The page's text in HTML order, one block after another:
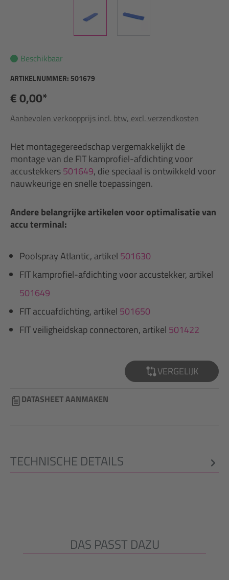
Beschikbaar
ARTIKELNUMMER: 501679
€ 0,00*
Aanbevolen verkoopprijs incl. btw, excl. verzendkosten
Het montagegereedschap vergemakkelijkt de
montage van de FIT kamprofiel-afdichting voor
accustekkers501649, die speciaal is ontwikkeld voor
nauwkeurige en snelle toepassingen.
Andere belangrijke artikelen voor optimalisatie van
accu terminal:
Poolspray Atlantic, artikel 501630
FIT kamprofiel-afdichting voor accustekker, artikel
501649
FIT accuafdichting, artikel 501650
FIT veiligheidskap connectoren, artikel 501422
VERGELIJK
DATASHEET AANMAKEN
TECHNISCHE DETAILS
Productgalerij overslaanDAS PASST DAZU